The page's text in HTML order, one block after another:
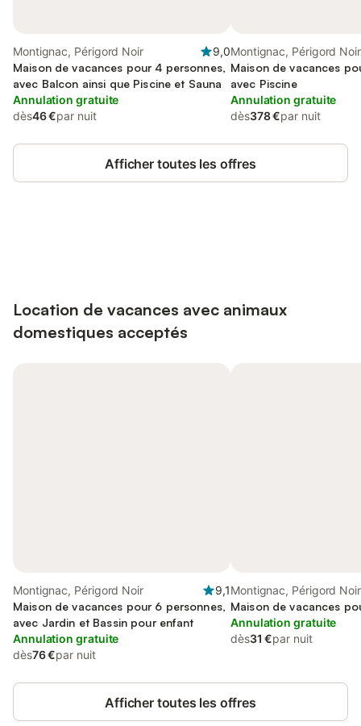
Montignac, Périgord Noir
9,0
Maison de vacances pour 4 personnes,
avec Balcon ainsi que Piscine et Sauna
Annulation gratuite
dès46 €par nuit
Montignac, Périgord Noir
Maison de vacances
avec Piscine
Annulation gratuite
dès378 €par nuit
Afficher toutes les offres
Location de vacances avec animaux
domestiques acceptés
Montignac, Périgord Noir
9,1
Maison de vacances pour 6 personnes,
avec Jardin et Bassin pour enfant
Annulation gratuite
dès76 €par nuit
Montignac, Périgord Noir
Maison de vacances
Annulation gratuite
dès31 €par nuit
Afficher toutes les offres